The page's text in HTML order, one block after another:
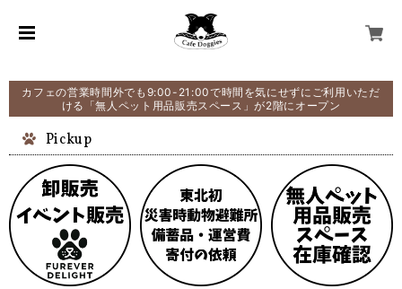
カフェの営業時間外でも9:00-21:00で時間を気にせずにご利用いただ
ける「無人ペット用品販売スペース」が2階にオープン
Pickup